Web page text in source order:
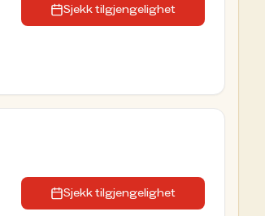
Sjekk tilgjengelighet
Sjekk tilgjengelighet